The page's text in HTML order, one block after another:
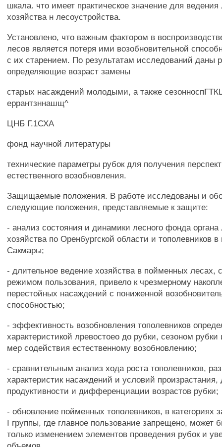
шкала. что имеет практическое значение для ведения
хозяйства н лесоустройства.
Установлено, что важным фактором в
лесов является потеря ими возобновительной
с их старением. По результатам исследований даны
определяющие возраст замены
старых насаждений молодыми, а также
еррантзннашщ^
ЦНБ Г.1СХА
фонд научной литературы
технические параметры рубок для получения
естественного возобновления.
Защищаемые положения. В работе исследованы и
следующие положения, представляемые к защите:
- анализ состояния и динамики лесного фонда органа
хозяйства по Оренбургской области и тополевников
Сакмары;
- длительное ведение хозяйства в пойменных лесах,
режимом пользования, привело к чрезмерному
перестойных насаждений с пониженной
способностью;
- эффективность возобновления тополевников
характеристикой лревостоео до рубки, сезоном
мер содействия естественному возобновлению;
- сравнительным анализ хода роста тополевников,
характеристик насаждений и условий
продуктивности и дифференциации возрастов рубки;
- обновление пойменных тополевников, в категориях
I группы, где главное пользование запрещено, может
только изменением элементов проведения рубок и